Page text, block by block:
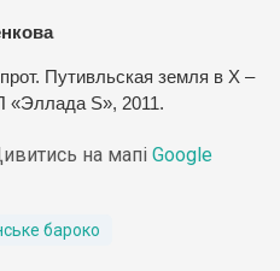
Путивльская земля в Х –
S», 2011.
на мапі Google
бароко